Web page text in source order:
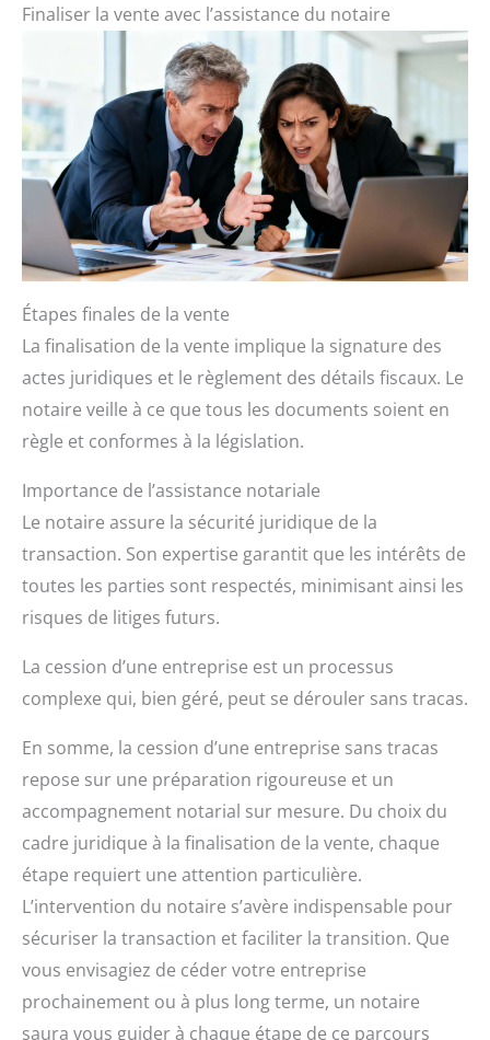
Finaliser la vente avec l’assistance du notaire
Étapes finales de la vente
La finalisation de la vente implique la signature des
actes juridiques et le règlement des détails fiscaux. Le
notaire veille à ce que tous les documents soient en
règle et conformes à la législation.
Importance de l’assistance notariale
Le notaire assure la sécurité juridique de la
transaction. Son expertise garantit que les intérêts de
toutes les parties sont respectés, minimisant ainsi les
risques de litiges futurs.
La cession d’une entreprise est un processus
complexe qui, bien géré, peut se dérouler sans tracas.
En somme, la cession d’une entreprise sans tracas
repose sur une préparation rigoureuse et un
accompagnement notarial sur mesure. Du choix du
cadre juridique à la finalisation de la vente, chaque
étape requiert une attention particulière.
L’intervention du notaire s’avère indispensable pour
sécuriser la transaction et faciliter la transition. Que
vous envisagiez de céder votre entreprise
prochainement ou à plus long terme, un notaire
saura vous guider à chaque étape de ce parcours